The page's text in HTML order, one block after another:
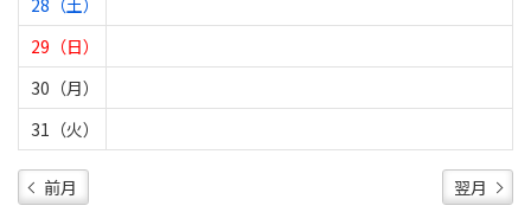
28（土）
29（日）
30（月）
31（火）
前月 翌月